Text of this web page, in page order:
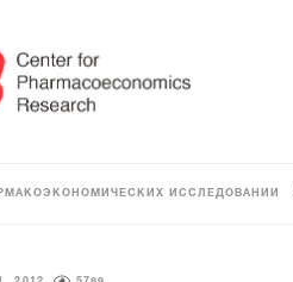
ИССЛЕДОВАНИЙ